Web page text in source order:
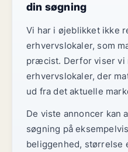
din søgning
Vi har i øjeblikket ikke
erhvervslokaler, som
præcist. Derfor viser vi
erhvervslokaler, der
ud fra det aktuelle
De viste annoncer kan
søgning på
beliggenhed, størrelse